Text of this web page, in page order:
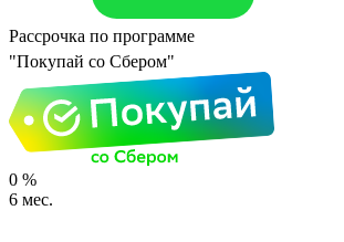
Рассрочка по программе
"Покупай со Сбером"
0 %
6 мес.